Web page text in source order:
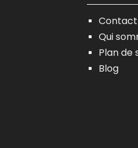
Contact
Qui
Plan de
Blog